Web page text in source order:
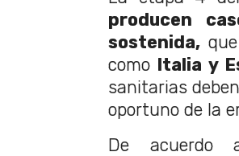
producen
sostenida,
como Italia y
sanitarias
oportuno de la
De acuerdo